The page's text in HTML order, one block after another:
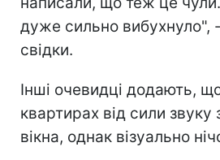
дуже сильно вибухнуло",
свідки.
Інші очевидці додають,
квартирах від сили звуку
вікна, однак візуально